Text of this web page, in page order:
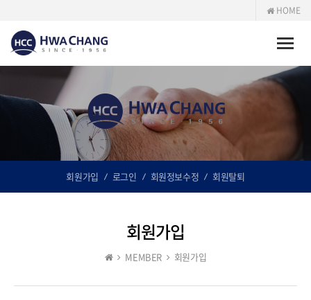
HOME
Toggle
회원가입 로그인 회원정보수정 회원탈퇴
회원가입
MEMBER 회원가입